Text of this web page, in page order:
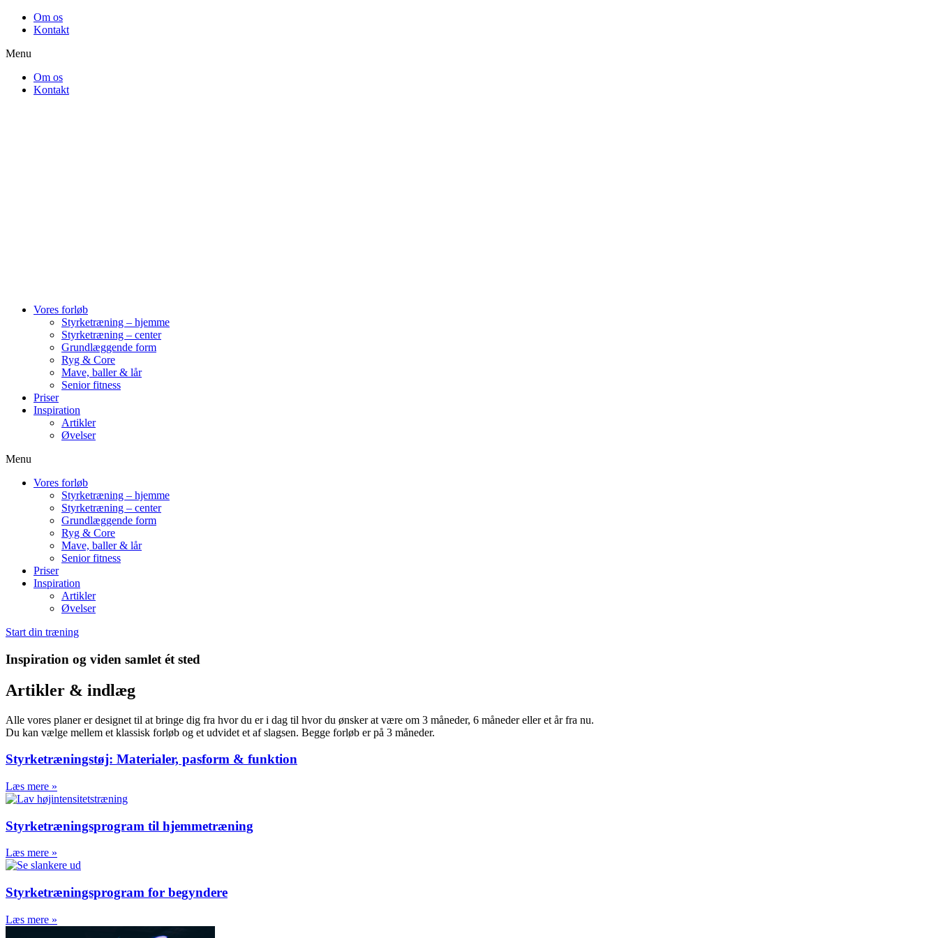
VidereOm os
Kontakt
Menu
Om os
Kontakt
Vores forløb
Styrketræning – hjemme
Styrketræning – center
Grundlæggende form
Ryg & Core
Mave, baller & lår
Senior fitness
Priser
Inspiration
Artikler
Øvelser
Menu
Vores forløb
Styrketræning – hjemme
Styrketræning – center
Grundlæggende form
Ryg & Core
Mave, baller & lår
Senior fitness
Priser
Inspiration
Artikler
Øvelser
Start din træning
Inspiration og viden samlet ét sted
Artikler & indlæg
Alle vores planer er designet til at bringe dig fra hvor du er i dag til hvor du ønsker at være om 3 måneder, 6 måneder eller et år fra nu.
Du kan vælge mellem et klassisk forløb og et udvidet et af slagsen. Begge forløb er på 3 måneder.
Styrketræningstøj: Materialer, pasform & funktion
Læs mere »
Styrketræningsprogram til hjemmetræning
Læs mere »
Styrketræningsprogram for begyndere
Læs mere »